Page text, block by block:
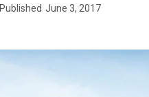
Published June 3, 2017